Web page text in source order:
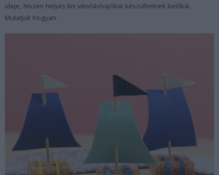
ideje, hiszen helyes kis vitorláshajókat készülhetnek belőlük.
Mutatjuk hogyan.